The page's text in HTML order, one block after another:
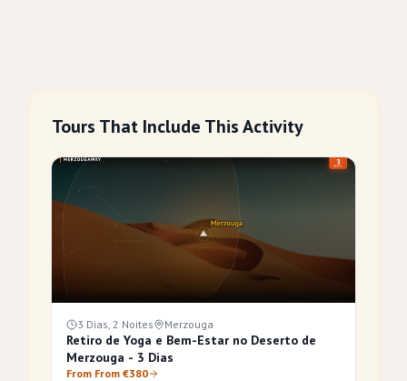
Tours That Include This Activity
3 Dias, 2 Noites Merzouga
Retiro de Yoga e Bem-Estar no Deserto de
Merzouga - 3 Dias
From From €380